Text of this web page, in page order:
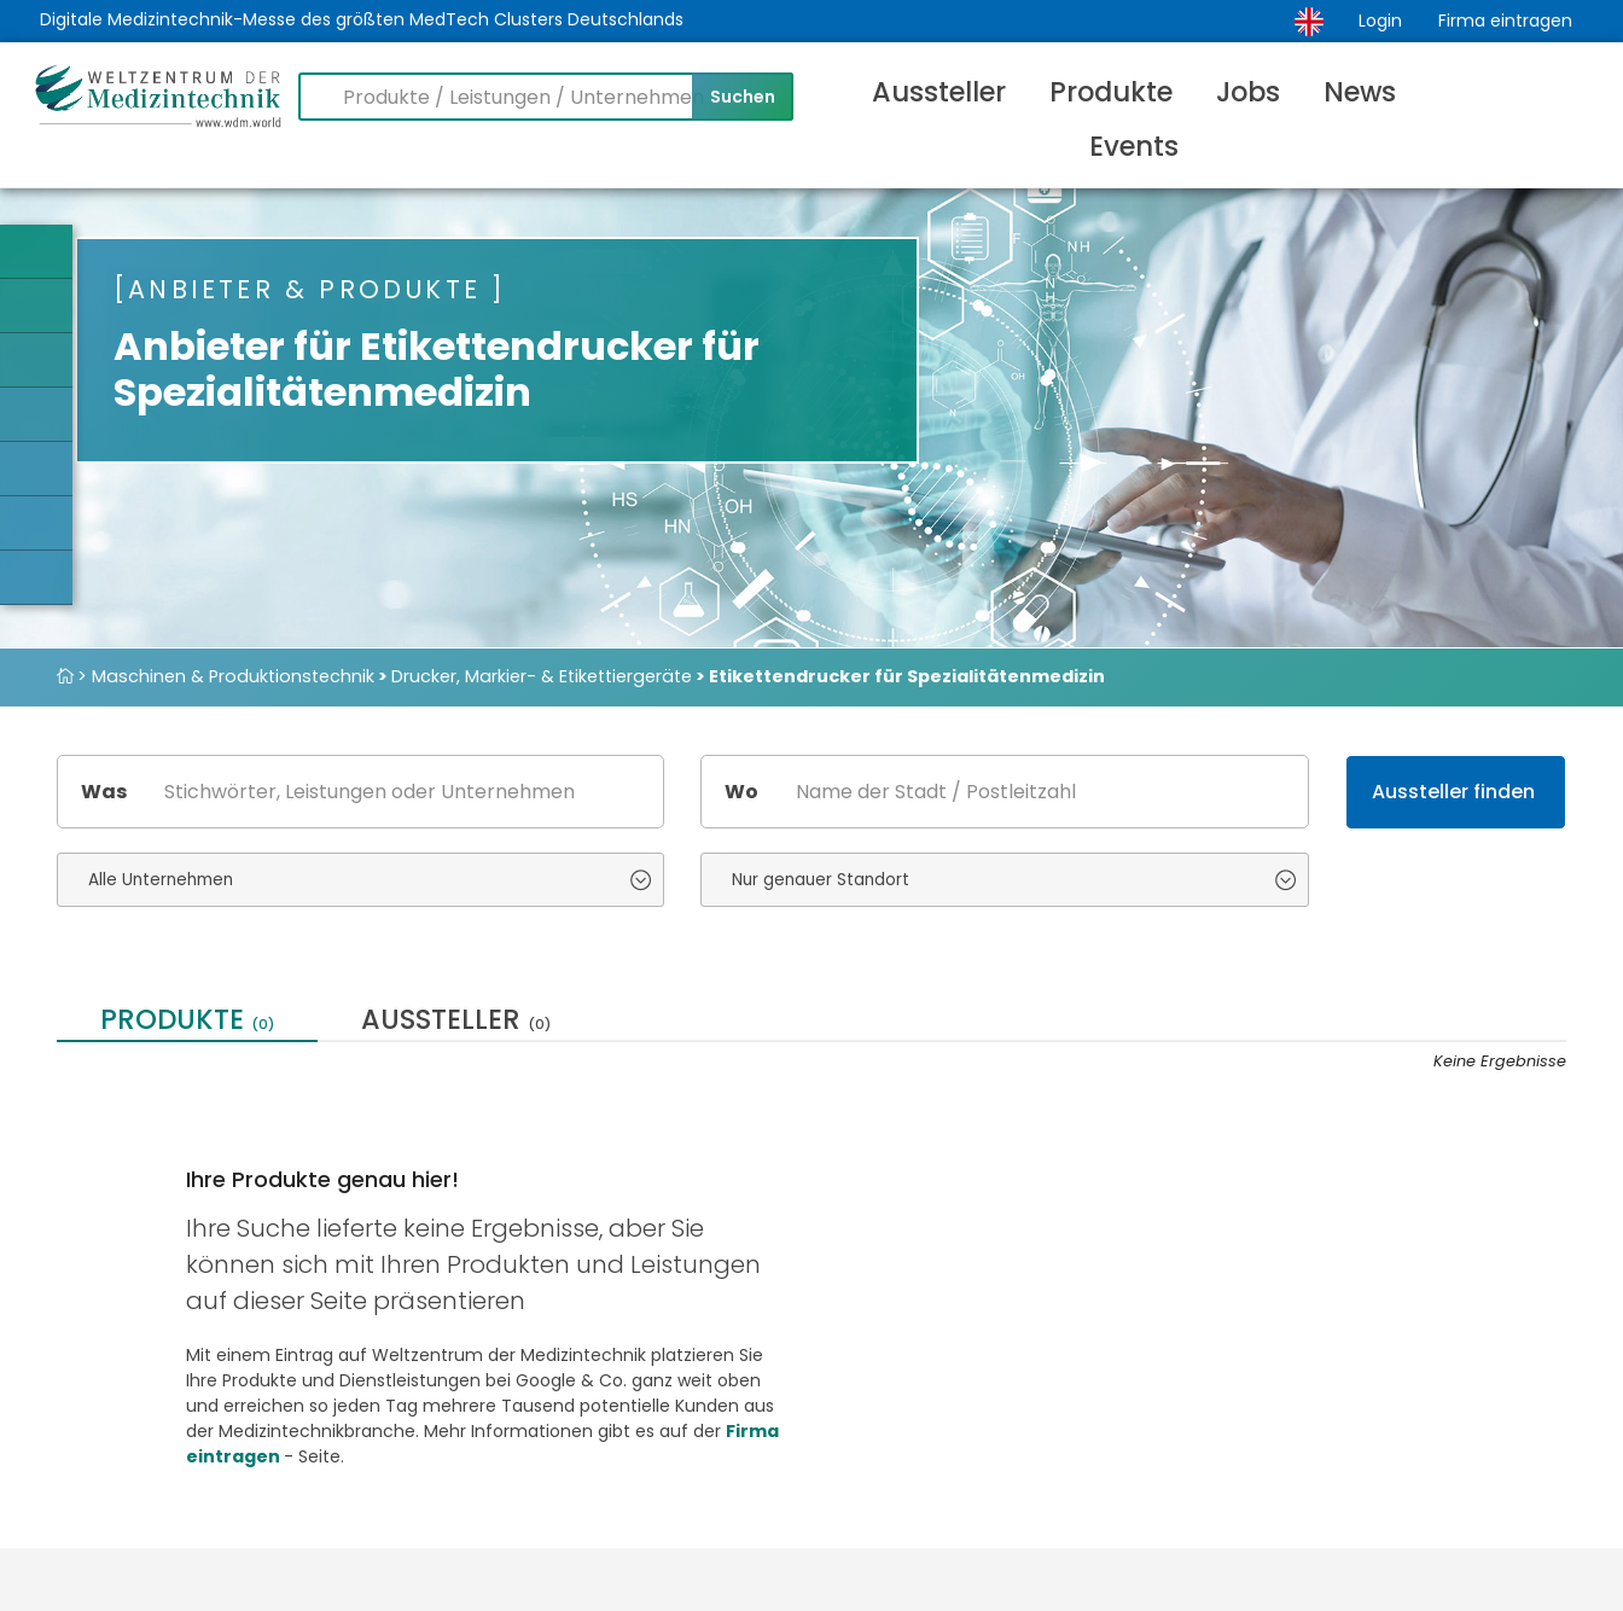
Digitale Medizintechnik-Messe des größten MedTech Clusters Deutschlands Login Firma eintragen
Aussteller Produkte Jobs
News
Events
ANBIETER & PRODUKTE
Anbieter für Etikettendrucker für
Spezialitätenmedizin
> Maschinen & Produktionstechnik > Drucker, Markier- & Etikettiergeräte > Etikettendrucker für Spezialitätenmedizin
Was Wo
PRODUKTE (0) AUSSTELLER (0)
Keine Ergebnisse
Ihre Produkte genau hier!
Ihre Suche lieferte keine Ergebnisse, aber Sie
können sich mit Ihren Produkten und Leistungen
auf dieser Seite präsentieren
Mit einem Eintrag auf Weltzentrum der Medizintechnik platzieren Sie
Ihre Produkte und Dienstleistungen bei Google & Co. ganz weit oben
und erreichen so jeden Tag mehrere Tausend potentielle Kunden aus
der Medizintechnikbranche. Mehr Informationen gibt es auf der Firma
eintragen - Seite.